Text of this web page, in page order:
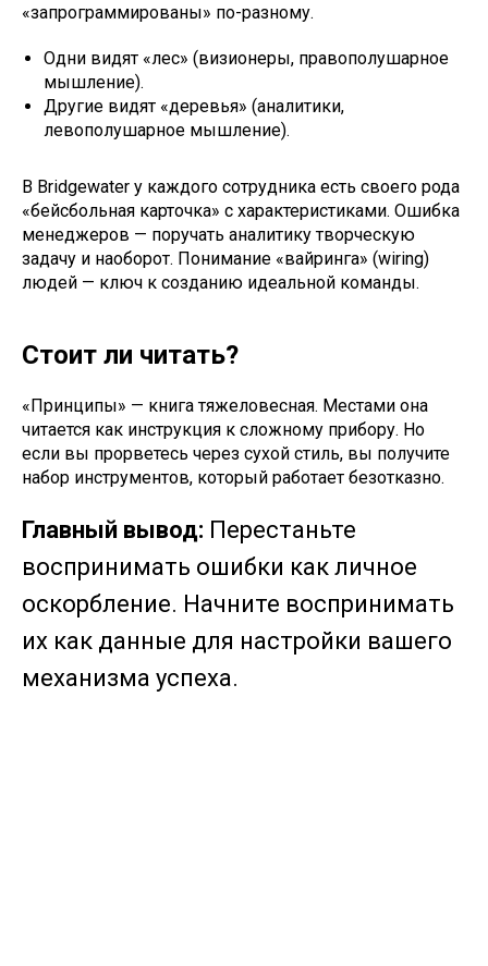
«запрограммированы» по-разному.
Одни видят «лес» (визионеры, правополушарное
мышление).
Другие видят «деревья» (аналитики,
левополушарное мышление).
В Bridgewater у каждого сотрудника есть своего рода
«бейсбольная карточка» с характеристиками. Ошибка
менеджеров — поручать аналитику творческую
задачу и наоборот. Понимание «вайринга» (wiring)
людей — ключ к созданию идеальной команды.
Стоит ли читать?
«Принципы» — книга тяжеловесная. Местами она
читается как инструкция к сложному прибору. Но
если вы прорветесь через сухой стиль, вы получите
набор инструментов, который работает безотказно.
Главный вывод: Перестаньте
воспринимать ошибки как личное
оскорбление. Начните воспринимать
их как данные для настройки вашего
механизма успеха.